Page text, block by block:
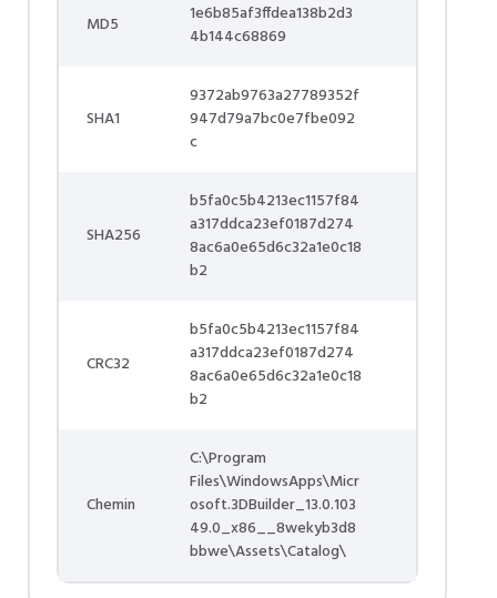
MD5
1e6b85af3ffdea138b2d3
4b144c68869
SHA1
9372ab9763a27789352f
947d79a7bc0e7fbe092
c
SHA256
b5fa0c5b4213ec1157f84
a317ddca23ef0187d274
8ac6a0e65d6c32a1e0c18
b2
CRC32
b5fa0c5b4213ec1157f84
a317ddca23ef0187d274
8ac6a0e65d6c32a1e0c18
b2
Chemin
C:\Program
Files\WindowsApps\Micr
osoft.3DBuilder_13.0.103
49.0_x86__8wekyb3d8
bbwe\Assets\Catalog\